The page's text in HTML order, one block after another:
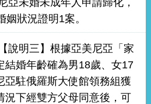
亞未婚未成年人申請歸化，
狀況證明1案。
說明三】根據亞美尼亞「家
結婚年齡確為男18歲、女17
亞駐俄羅斯大使館領務組獲
況下經雙方父母同意後，可